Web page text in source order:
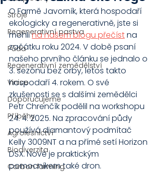
Stroje
Regenerativní pastva
Půda
Regenerativní zemědělství
Vinice
Doporučujeme
Příběhy
Agrolesnictví
Biodiverzita
Carbon farming
O Farmě Javorník, která hospodaří
ekologicky a regenerativně, jste si
mohli na našem blogu přečíst na
začátku roku 2024. V době psaní
našeho prvního článku se jednalo o
3. sezónu bez orby, letos takto
hospodaří 4. rokem. O své
zkušenosti se s dalšími zemědělci
Petr Chrenčík podělil na workshopu
24. 4. 2025. Na zpracování půdy
používá diamantový podmítač
Kelly 3009NT a na přímé setí Horizon
DSX. Nově je praktickým
pomocníkem také dron.